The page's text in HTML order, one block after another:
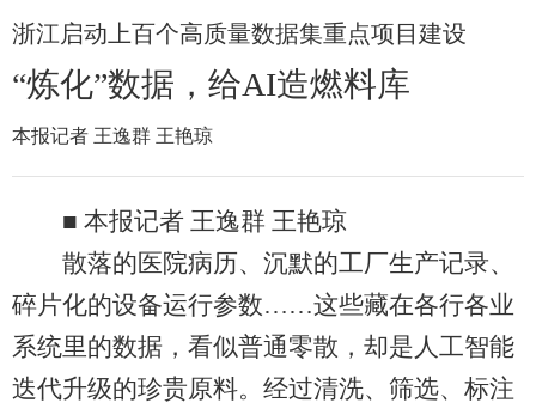
浙江启动上百个高质量数据集重点项目建设
“炼化”数据，给AI造燃料库
本报记者 王逸群 王艳琼
■ 本报记者 王逸群 王艳琼
散落的医院病历、沉默的工厂生产记录、
碎片化的设备运行参数……这些藏在各行各业
系统里的数据，看似普通零散，却是人工智能
迭代升级的珍贵原料。经过清洗、筛选、标注